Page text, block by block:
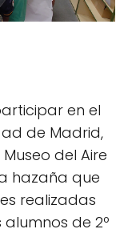
en el
de Madrid,
del Aire
hazaña que
realizadas
de 2º